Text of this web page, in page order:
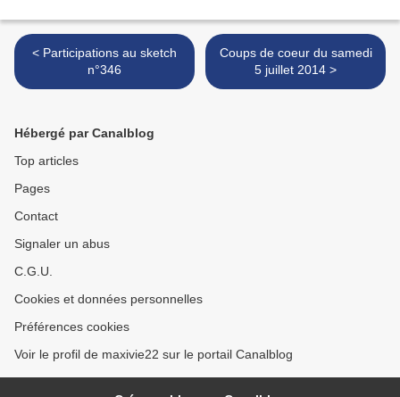
< Participations au sketch
n°346
Coups de coeur du samedi
5 juillet 2014 >
Hébergé par Canalblog
Top articles
Pages
Contact
Signaler un abus
C.G.U.
Cookies et données personnelles
Préférences cookies
Voir le profil de maxivie22 sur le portail Canalblog